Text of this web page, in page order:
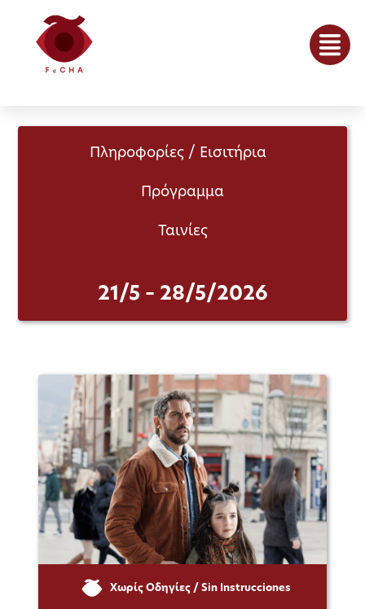
Πληροφορίες / Εισιτήρια
Πρόγραμμα
Ταινίες
21/5 – 28/5/2026
Χωρίς Οδηγίες / Sin Instrucciones